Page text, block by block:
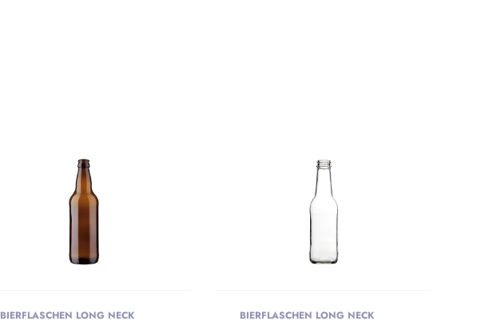
BIERFLASCHEN LONG NECK BIERFLASCHEN LONG NECK